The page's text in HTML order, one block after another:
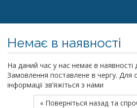
Немає в наявності
На даний час у нас немає в наявності
Замовлення поставлене в чергу. Для
інформації зв’яжіться з нами
« Поверніться назад та